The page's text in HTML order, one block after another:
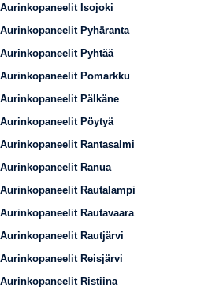
Aurinkopaneelit Isojoki
Aurinkopaneelit Pyhäranta
Aurinkopaneelit Pyhtää
Aurinkopaneelit Pomarkku
Aurinkopaneelit Pälkäne
Aurinkopaneelit Pöytyä
Aurinkopaneelit Rantasalmi
Aurinkopaneelit Ranua
Aurinkopaneelit Rautalampi
Aurinkopaneelit Rautavaara
Aurinkopaneelit Rautjärvi
Aurinkopaneelit Reisjärvi
Aurinkopaneelit Ristiina